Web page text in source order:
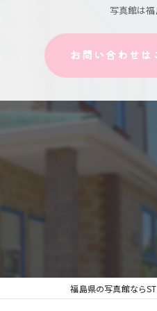
写真館は
お問い合わせは
福島県の写真館なら